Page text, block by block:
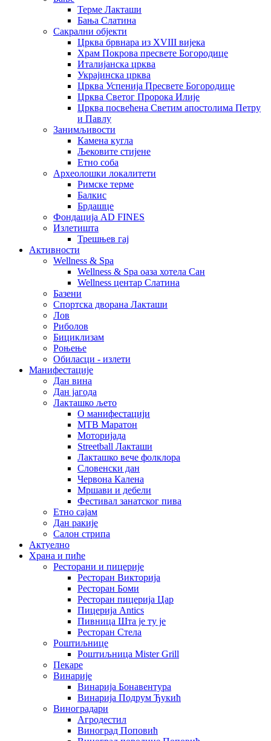
Терме Лакташи
Бања Слатина
Сакрални објекти
Црква брвнара из XVIII вијека
Храм Покрова пресвете Богородице
Италијанска црква
Украјинска црква
Црква Успенија Пресвете Богородице
Црква Светог Пророка Илије
Црква посвећена Светим апостолима Петру
и Павлу
Занимљивости
Камена кугла
Љековите стијене
Етно соба
Археолошки локалитети
Римске терме
Балкис
Брдашце
Фондација AD FINES
Излетишта
Трешњев гај
Активности
Wellness & Spa
Wellness & Spa оаза хотела Сан
Wellness центар Слатина
Базени
Спортска дворана Лакташи
Лов
Риболов
Бициклизам
Роњење
Обиласци - излети
Манифестације
Дан вина
Дан јагода
Лакташко љето
О манифестацији
MTB Маратон
Моторијада
Streetball Лакташи
Лакташко вече фолклора
Словенски дан
Червона Калена
Мршави и дебели
Фестивал занатског пива
Етно сајам
Дан ракије
Салон стрипа
Актуелно
Храна и пиће
Ресторани и пицерије
Ресторан Викторија
Ресторан Боми
Ресторан пицерија Цар
Пицерија Аntics
Пивница Шта је ту је
Ресторан Стела
Роштиљнице
Роштиљница Mister Grill
Пекаре
Винарије
Винарија Бонавентура
Винарија Подрум Ђукић
Виноградари
Агродестил
Виноград Поповић